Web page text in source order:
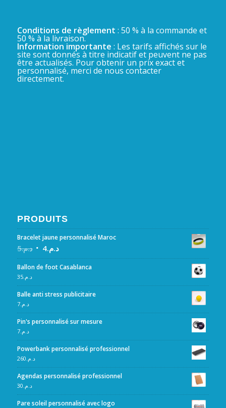
Conditions de règlement : 50 % à la commande et
50 % à la livraison.
Information importante : Les tarifs affichés sur le
site sont donnés à titre indicatif et peuvent ne pas
être actualisés. Pour obtenir un prix exact et
personnalisé, merci de nous contacter
directement.
PRODUITS
Bracelet jaune personnalisé Maroc
د.م.5 د.م.4
Ballon de foot Casablanca
د.م.35
Balle anti stress publicitaire
د.م.7
Pin's personnalisé sur mesure
د.م.7
Powerbank personnalisé professionnel
د.م. 260
Agendas personnalisé professionnel
د.م. 30
Pare soleil personnalisé avec logo